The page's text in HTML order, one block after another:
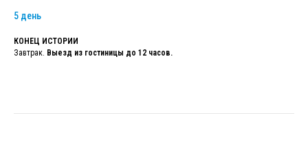
5 день
КОНЕЦ ИСТОРИИ
Завтрак. Выезд из гостиницы до 12 часов.